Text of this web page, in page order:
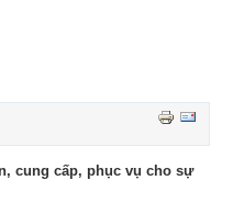
cung cấp, phục vụ cho sự